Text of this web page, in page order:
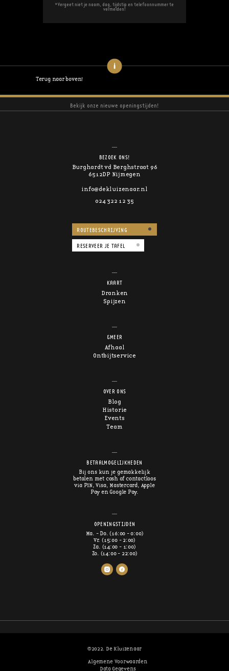
*Vergeet niet je naam, dag, tijdstip en telefoonnummer te
vermelden!
Terug naar boven!
Bekijk onze nieuwe openingstijden!
BEZOEK ONS!
Burghardt vd Berghstraat 96
6512DP Nijmegen
info@dekluizenaar.nl
024 322 12 35
ROUTEBESCHRIJVING
RESERVEER JE TAFEL
KAART
Dranken
Spijzen
&MEER
Afhaal
Ontbijtservice
OVER ONS
Blog
Historie
Events
Team
BETAALMOGELIJKHEDEN
Bij ons kun je gemakkelijk
betalen met cash of contactloos
via PIN, Visa, Mastercard, Apple
Pay en Google Pay.
OPENINGSTIJDEN
Ma. - Do. (16:00 - 0:00)
Vr. (15:00 - 2:00)
Za. (14:00 - 1:00)
Zo. (14:00 - 22:00)
©2022. De Kluizenaar
Algemene Voorwaarden
Data Gegevens